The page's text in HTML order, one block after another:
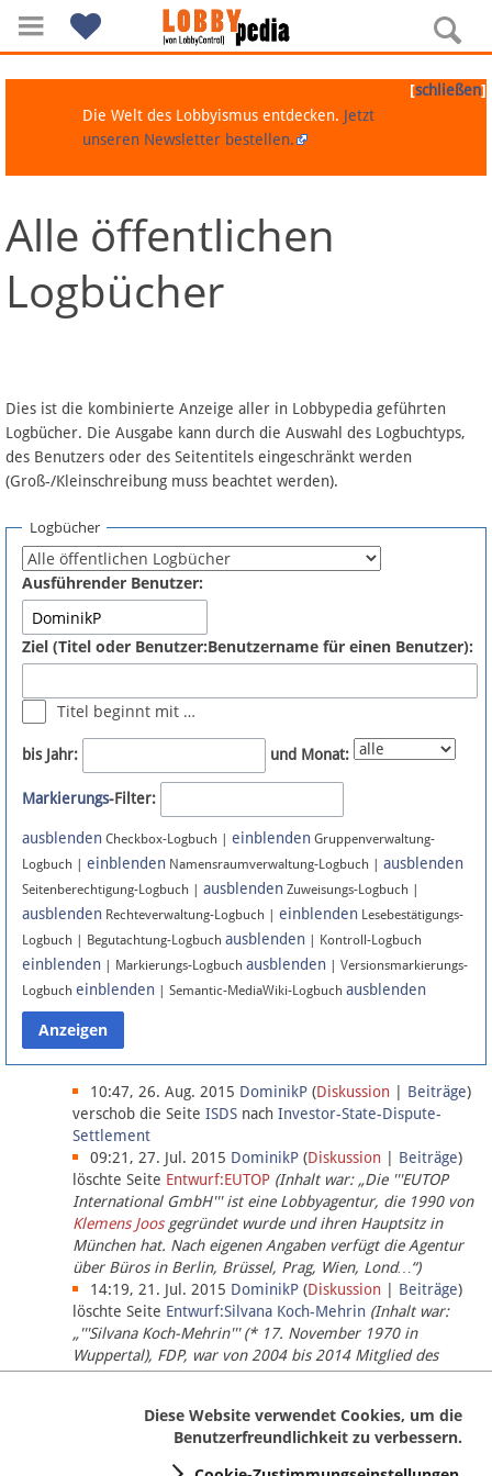
Navigation
Über Lobbypedia
Artikel nach Kategorien
FAQ
Fördermitglied werden
Fehler melden
Newsletter
Bluesky
Facebook
Instagram
Anmelden
Datenschutz
Über Lobbypedia
Impressum
[schließen]
Die Welt des Lobbyismus entdecken. Jetzt
unseren Newsletter bestellen.
Alle öffentlichen
Logbücher
Dies ist die kombinierte Anzeige aller in Lobbypedia geführten
Logbücher. Die Ausgabe kann durch die Auswahl des Logbuchtyps,
des Benutzers oder des Seitentitels eingeschränkt werden
(Groß-/Kleinschreibung muss beachtet werden).
Logbücher
Ausführender Benutzer:
Ziel (Titel oder Benutzer:Benutzername für einen Benutzer):
Titel beginnt mit …
bis Jahr: und Monat:
Markierungs-Filter:
ausblenden Checkbox-Logbuch | einblenden Gruppenverwaltung-
Logbuch | einblenden Namensraumverwaltung-Logbuch | ausblenden
Seitenberechtigung-Logbuch | ausblenden Zuweisungs-Logbuch |
ausblenden Rechteverwaltung-Logbuch | einblenden Lesebestätigungs-
Logbuch | Begutachtung-Logbuch ausblenden | Kontroll-Logbuch
einblenden | Markierungs-Logbuch ausblenden | Versionsmarkierungs-
Logbuch einblenden | Semantic-MediaWiki-Logbuch ausblenden
10:47, 26. Aug. 2015 DominikP (Diskussion Beiträge)
verschob die Seite ISDS nach Investor-State-Dispute-
Settlement
09:21, 27. Jul. 2015 DominikP (Diskussion Beiträge)
löschte Seite Entwurf:EUTOP (Inhalt war: „Die '''EUTOP
International GmbH''' ist eine Lobbyagentur, die 1990 von
Klemens Joosgegründet wurde und ihren Hauptsitz in
München hat. Nach eigenen Angaben verfügt die Agentur
über Büros in Berlin, Brüssel, Prag, Wien, Lond…“)
14:19, 21. Jul. 2015 DominikP (Diskussion Beiträge)
löschte Seite Entwurf:Silvana Koch-Mehrin (Inhalt war:
„'''Silvana Koch-Mehrin''' (* 17. November 1970 in
Wuppertal), FDP, war von 2004 bis 2014 Mitglied des
Europäischen Parlaments, seit November 2014 ist sie für
Diese Website verwendet Cookies, um die
Benutzerfreundlichkeit zu verbessern.